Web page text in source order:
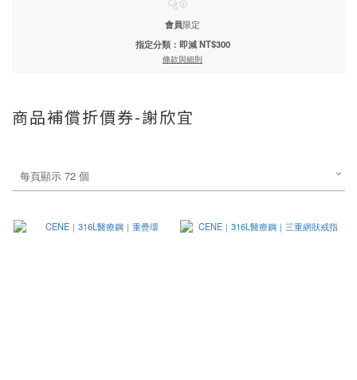
會員限定
指定分類：即減 NT$300
條款與細則
商品補償折價券-謝欣宜
每頁顯示 72 個